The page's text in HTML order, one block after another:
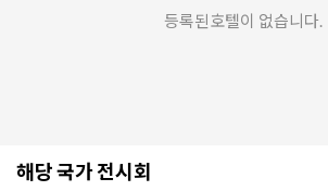
등록된호텔이 없습니다.
해당 국가 전시회